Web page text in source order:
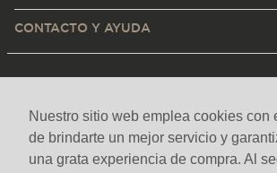
Nuestro sitio web emplea cookies con
de brindarte un mejor servicio y
una grata experiencia de compra. Al
CONTACTO Y AYUDA